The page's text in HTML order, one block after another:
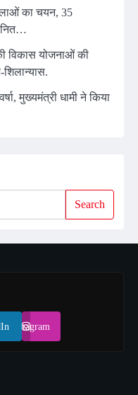
का चयन, 35
विकास योजनाओं की
शिलान्यास.
मुख्यमंत्री धामी ने किया
Search
Instagram